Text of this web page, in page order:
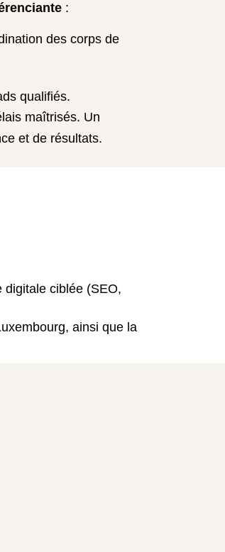
:
des corps de
qualifiés.
maîtrisés. Un
et de résultats.
digitale ciblée (SEO,
ainsi que la